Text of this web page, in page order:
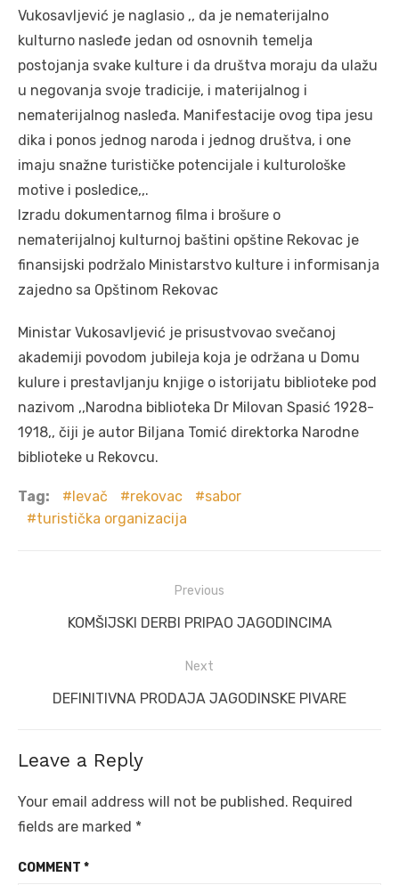
Vukosavljević je naglasio ,, da je nematerijalno
kulturno nasleđe jedan od osnovnih temelja
postojanja svake kulture i da društva moraju da ulažu
u negovanja svoje tradicije, i materijalnog i
nematerijalnog nasleđa. Manifestacije ovog tipa jesu
dika i ponos jednog naroda i jednog društva, i one
imaju snažne turističke potencijale i kulturološke
motive i posledice,,.
Izradu dokumentarnog filma i brošure o
nematerijalnoj kulturnoj baštini opštine Rekovac je
finansijski podržalo Ministarstvo kulture i informisanja
zajedno sa Opštinom Rekovac
Ministar Vukosavljević je prisustvovao svečanoj
akademiji povodom jubileja koja je održana u Domu
kulure i prestavljanju knjige o istorijatu biblioteke pod
nazivom ,,Narodna biblioteka Dr Milovan Spasić 1928-
1918,, čiji je autor Biljana Tomić direktorka Narodne
biblioteke u Rekovcu.
Tag: levač rekovac
sabor
turistička organizacija
navigation
Previous
Previous
KOMŠIJSKI DERBI PRIPAO JAGODINCIMA
Next
Next
DEFINITIVNA PRODAJA JAGODINSKE PIVARE
Leave a Reply
Your email address will not be published. Required
fields are marked *
COMMENT *